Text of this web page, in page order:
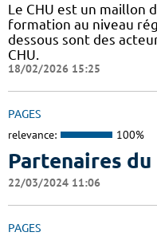
Le CHU est un maillon
formation au niveau
dessous sont des
CHU.
18/02/2026 15:25
PAGES
relevance: 100%
Partenaires
22/03/2024 11:06
PAGES